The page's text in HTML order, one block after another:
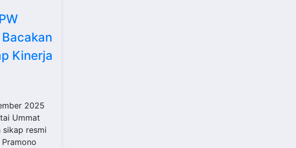
Kinerja
2025
Ummat
sikap resmi